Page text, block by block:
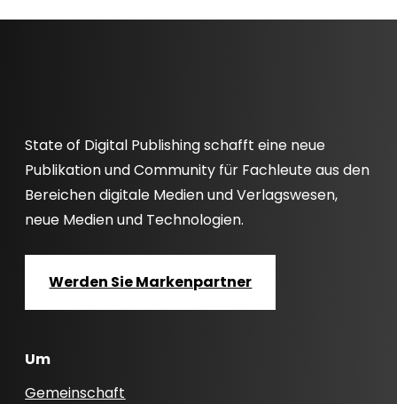
State of Digital Publishing schafft eine neue
Publikation und Community für Fachleute aus den
Bereichen digitale Medien und Verlagswesen,
neue Medien und Technologien.
Werden Sie Markenpartner
Um
Gemeinschaft